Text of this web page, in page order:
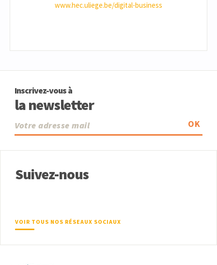
www.hec.uliege.be/digital-business
Inscrivez-vous à
la newsletter
OK
Suivez-nous
VOIR TOUS NOS RÉSEAUX SOCIAUX